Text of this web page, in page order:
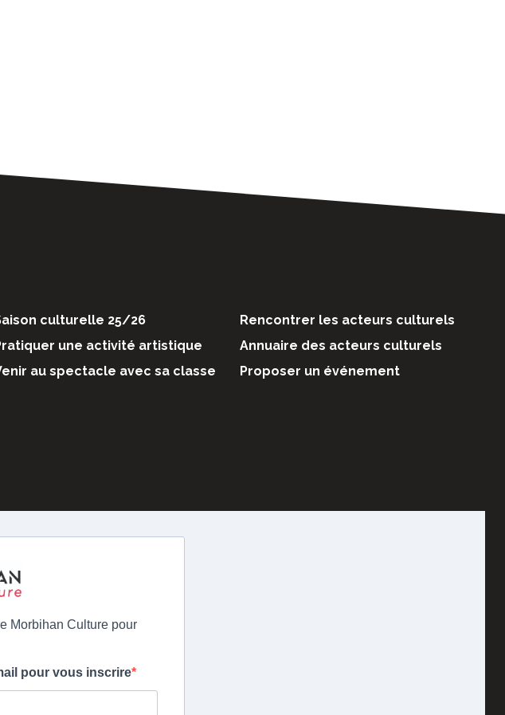
culturelle 25/26
une activité artistique
au spectacle avec sa classe
Rencontrer les acteurs culturels
Annuaire des acteurs culturels
Proposer un événement
Morbihan Culture pour
pour vous inscrire